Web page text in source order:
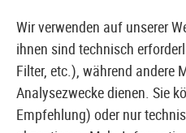
EUROPÄISCHER
Wir verwenden auf unserer
ihnen sind technisch
Filter, etc.), während andere
Analysezwecke dienen. Sie
Empfehlung) oder nur